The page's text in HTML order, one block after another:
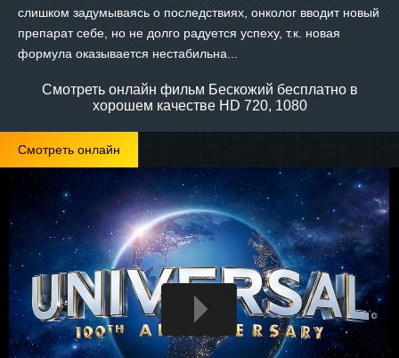
слишком задумываясь о последствиях, онколог вводит новый
препарат себе, но не долго радуется успеху, т.к. новая
формула оказывается нестабильна...
Смотреть онлайн фильм Бескожий бесплатно в
хорошем качестве HD 720, 1080
Смотреть онлайн